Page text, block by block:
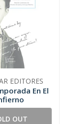
EDITORES
En El
OUT